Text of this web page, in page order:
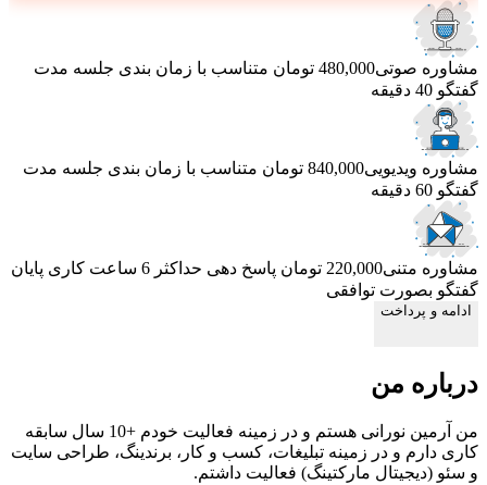
مشاوره صوتی480,000 تومان متناسب با زمان بندی جلسه مدت
گفتگو 40 دقیقه
مشاوره ویدیویی840,000 تومان متناسب با زمان بندی جلسه مدت
گفتگو 60 دقیقه
مشاوره متنی220,000 تومان پاسخ دهی حداکثر 6 ساعت کاری
پایان
گفتگو بصورت توافقی
ادامه و پرداخت
درباره من
من آرمین نورانی هستم و در زمینه فعالیت خودم +10 سال سابقه
کاری دارم و در زمینه تبلیغات، کسب و کار، برندینگ، طراحی سایت
و سئو (دیجیتال مارکتینگ) فعالیت داشتم.